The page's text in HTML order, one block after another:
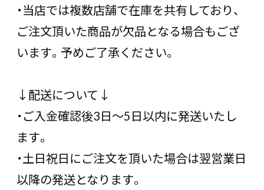
・当店では複数店舗で在庫を共有しており、
ご注文頂いた商品が欠品となる場合もござ
います。予めご了承ください。
↓配送について↓
・ご入金確認後3日〜5日以内に発送いたし
ます。
・土日祝日にご注文を頂いた場合は翌営業日
以降の発送となります。